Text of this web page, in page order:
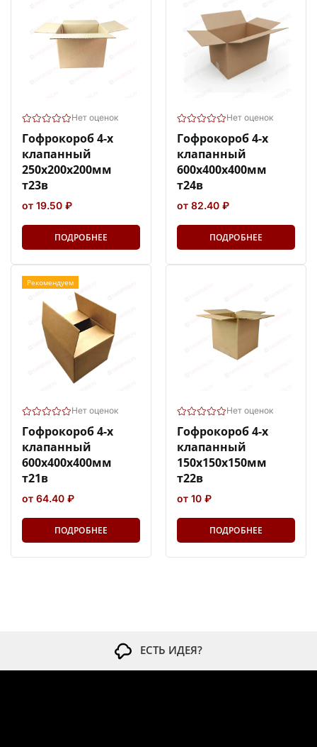
Нет оценок
Гофрокороб 4-х
клапанный
250х200х200мм
т23в
от 19.50 ₽
ПОДРОБНЕЕ
Нет оценок
Гофрокороб 4-х
клапанный
600х400х400мм
т24в
от 82.40 ₽
ПОДРОБНЕЕ
Рекомендуем
Нет оценок
Гофрокороб 4-х
клапанный
600х400х400мм
т21в
от 64.40 ₽
ПОДРОБНЕЕ
Нет оценок
Гофрокороб 4-х
клапанный
150х150х150мм
т22в
от 10 ₽
ПОДРОБНЕЕ
ЕСТЬ ИДЕЯ?